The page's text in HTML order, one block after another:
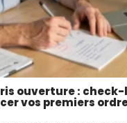
ouverture :
vos premiers